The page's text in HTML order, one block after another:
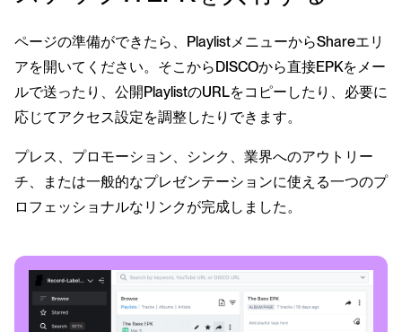
ページの準備ができたら、PlaylistメニューからShareエリ
アを開いてください。そこからDISCOから直接EPKをメー
ルで送ったり、公開PlaylistのURLをコピーしたり、必要に
応じてアクセス設定を調整したりできます。
プレス、プロモーション、シンク、業界へのアウトリー
チ、または一般的なプレゼンテーションに使える一つのプ
ロフェッショナルなリンクが完成しました。